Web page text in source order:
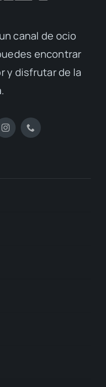
un canal de ocio
encontrar
y disfrutar de la